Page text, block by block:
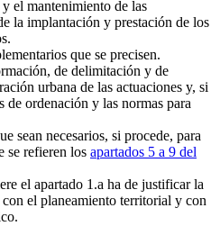
el mantenimiento de las
la implantación y prestación de los
que se precisen.
de delimitación y de
urbana de las actuaciones y, si
de ordenación y las normas para
sean necesarios, si procede, para
se refieren los apartados 5 a 9 del
el apartado 1.a ha de justificar la
el planeamiento territorial y con